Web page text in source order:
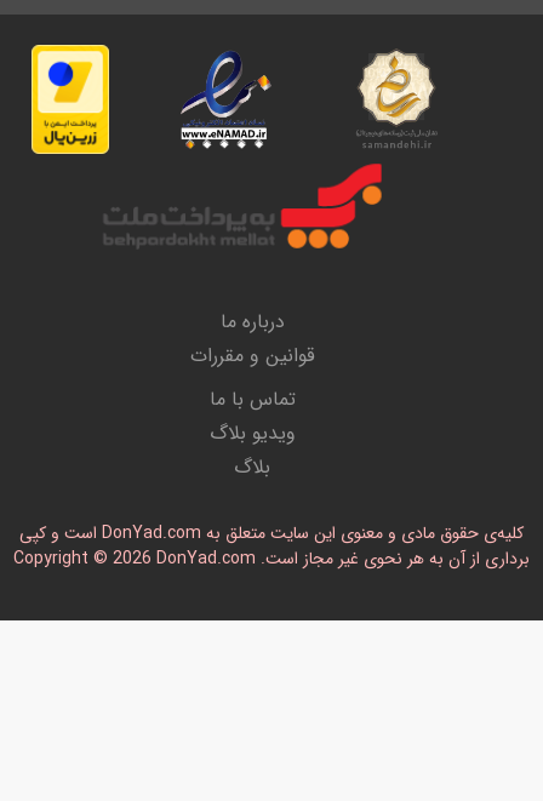
درباره ما
قوانین و مقررات
تماس با ما
ویدیو بلاگ
بلاگ
کلیه‌ی حقوق مادی و معنوی این سایت متعلق به DonYad.com است و کپی
برداری از آن به هر نحوی غیر مجاز است. Copyright © 2026 DonYad.com